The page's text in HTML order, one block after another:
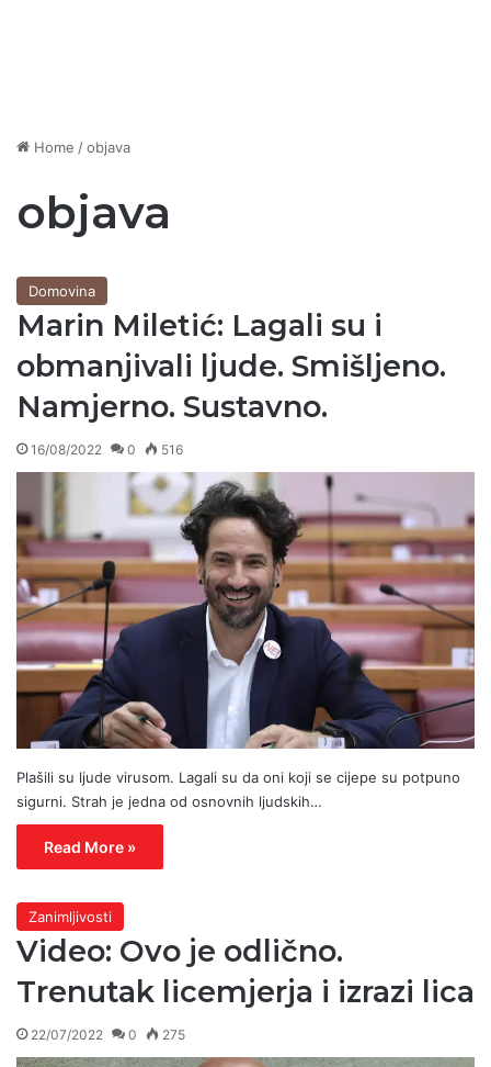
Home /objava
objava
Domovina
Marin Miletić: Lagali su i
obmanjivali ljude. Smišljeno.
Namjerno. Sustavno.
16/08/2022 0 516
Plašili su ljude virusom. Lagali su da oni koji se cijepe su potpuno
sigurni. Strah je jedna od osnovnih ljudskih…
Read More »
Zanimljivosti
Video: Ovo je odlično.
Trenutak licemjerja i izrazi lica
22/07/2022 0 275